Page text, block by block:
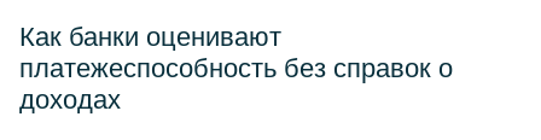
Как банки оценивают
платежеспособность без справок о
доходах